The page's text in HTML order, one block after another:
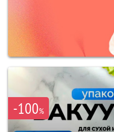
-100%